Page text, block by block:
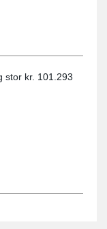
stor kr. 101.293